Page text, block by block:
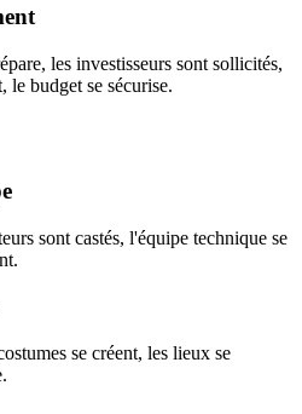
les investisseurs sont sollicités,
le budget se sécurise.
sont castés, l'équipe technique se
se créent, les lieux se